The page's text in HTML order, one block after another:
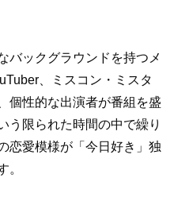
バックグラウンドを持つメ
、ミスコン・ミスタ
個性的な出演者が番組を盛
う限られた時間の中で繰り
恋愛模様が「今日好き」独
。